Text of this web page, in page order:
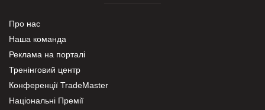
Про нас
Наша команда
Реклама на порталі
Тренінговий центр
Конференції TradeMaster
Національні Премії